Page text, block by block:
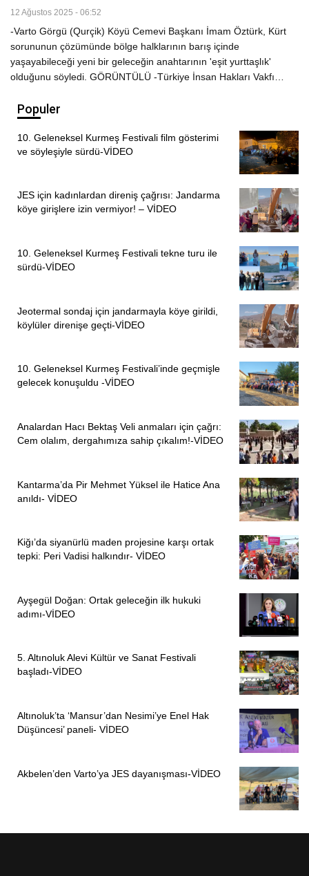
12 Ağustos 2025 - 06:52
-Varto Görgü (Qurçik) Köyü Cemevi Başkanı İmam Öztürk, Kürt
sorununun çözümünde bölge halklarının barış içinde
yaşayabileceği yeni bir geleceğin anahtarının 'eşit yurttaşlık'
olduğunu söyledi. GÖRÜNTÜLÜ -Türkiye İnsan Hakları Vakfı…
Populer
10. Geleneksel Kurmeş Festivali film gösterimi
ve söyleşiyle sürdü-VİDEO
JES için kadınlardan direniş çağrısı: Jandarma
köye girişlere izin vermiyor! – VİDEO
10. Geleneksel Kurmeş Festivali tekne turu ile
sürdü-VİDEO
Jeotermal sondaj için jandarmayla köye girildi,
köylüler direnişe geçti-VİDEO
10. Geleneksel Kurmeş Festivali’inde geçmişle
gelecek konuşuldu -VİDEO
Analardan Hacı Bektaş Veli anmaları için çağrı:
Cem olalım, dergahımıza sahip çıkalım!-VİDEO
Kantarma’da Pir Mehmet Yüksel ile Hatice Ana
anıldı- VİDEO
Kiğı’da siyanürlü maden projesine karşı ortak
tepki: Peri Vadisi halkındır- VİDEO
Ayşegül Doğan: Ortak geleceğin ilk hukuki
adımı-VİDEO
5. Altınoluk Alevi Kültür ve Sanat Festivali
başladı-VİDEO
Altınoluk’ta ‘Mansur’dan Nesimi’ye Enel Hak
Düşüncesi’ paneli- VİDEO
Akbelen’den Varto’ya JES dayanışması-VİDEO